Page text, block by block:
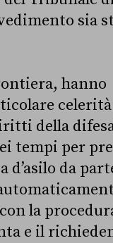
sia
hanno
della
tempi per
da
la
e il